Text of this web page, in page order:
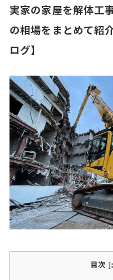
実家の家屋を解体工
の相場をまとめて紹
ログ】
目次 [